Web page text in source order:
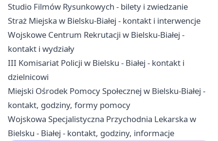
Studio Filmów Rysunkowych - bilety i zwiedzanie
Straż Miejska w Bielsku-Białej - kontakt i interwencje
Wojskowe Centrum Rekrutacji w Bielsku-Białej -
kontakt i wydziały
III Komisariat Policji w Bielsku - Białej - kontakt i
dzielnicowi
Miejski Ośrodek Pomocy Społecznej w Bielsku-Białej -
kontakt, godziny, formy pomocy
Wojskowa Specjalistyczna Przychodnia Lekarska w
Bielsku - Białej - kontakt, godziny, informacje